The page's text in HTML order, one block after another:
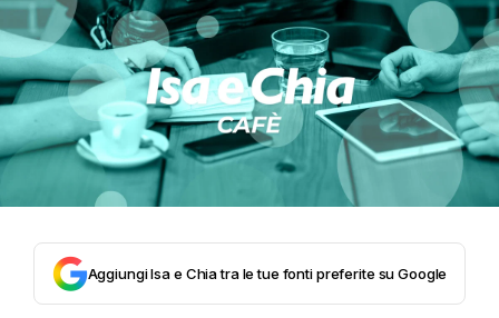
Aggiungi Isa e Chia tra le tue fonti preferite su Google